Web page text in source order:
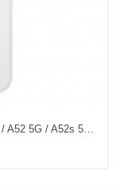
Telefoonhoesje voor Samsung Galaxy A52 4G / A52 5G / A52s 5G Stijve Klassieker